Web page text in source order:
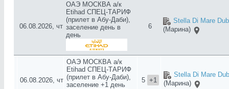
06.08.2026, чт
ОАЭ МОСКВА а/к
Etihad СПЕЦ-ТАРИФ
(прилет в Абу-Даби),
заселение день в
день
6
Stella Di Mare
(Марина)
06.08.2026, чт
ОАЭ МОСКВА а/к
Etihad СПЕЦ-ТАРИФ
(прилет в Абу-Даби),
заселение +1 день
5 +1
Stella Di Mare
(Марина)